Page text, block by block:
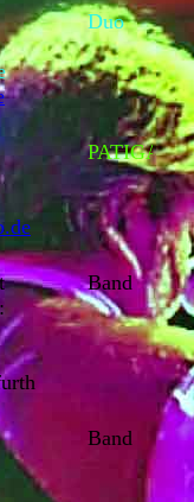
Duo
PATIGA
Band
Band